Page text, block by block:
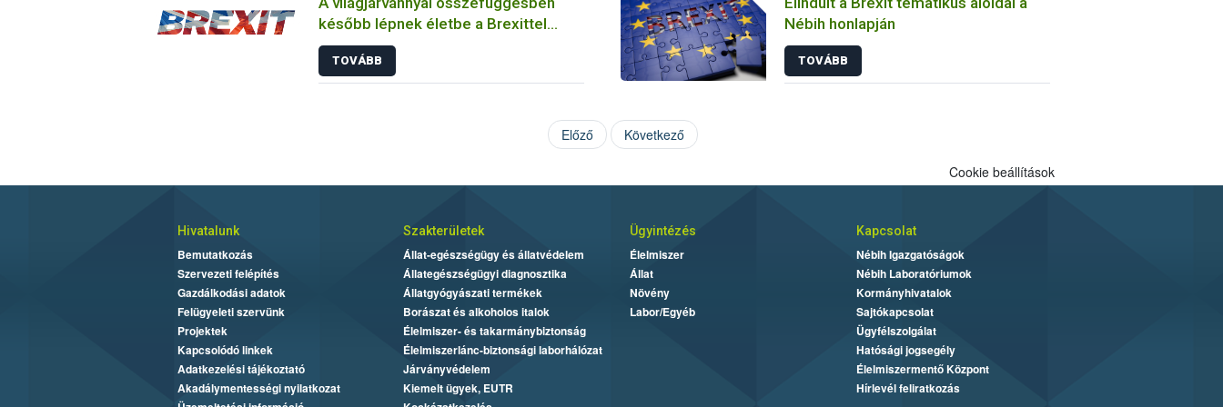
később lépnek életbe a Brexittel
összefüggő változások
TOVÁBB
Nébih honlapján
TOVÁBB
Előző Következő
Cookie beállítások
Hivatalunk
Bemutatkozás
Szervezeti felépítés
Gazdálkodási adatok
Felügyeleti szervünk
Projektek
Kapcsolódó linkek
Adatkezelési tájékoztató
Akadálymentességi nyilatkozat
Szakterületek
Állat-egészségügy és állatvédelem
Állategészségügyi diagnosztika
Állatgyógyászati termékek
Borászat és alkoholos italok
Élelmiszer- és takarmánybiztonság
Élelmiszerlánc-biztonsági laborhálózat
Járványvédelem
Kiemelt ügyek, EUTR
Ügyintézés
Élelmiszer
Állat
Növény
Labor/Egyéb
Kapcsolat
Nébih Igazgatóságok
Nébih Laboratóriumok
Kormányhivatalok
Sajtókapcsolat
Ügyfélszolgálat
Hatósági jogsegély
Élelmiszermentő Központ
Hírlevél feliratkozás